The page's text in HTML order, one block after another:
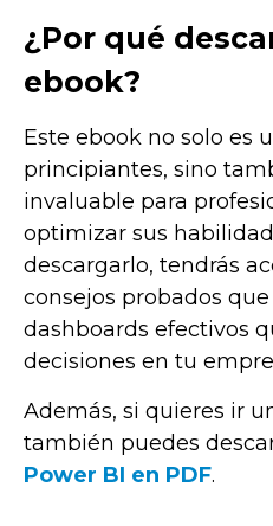
¿Por qué
ebook?
Este ebook no solo es
principiantes, sino
invaluable para
optimizar sus
descargarlo, tendrás
consejos probados
dashboards efectivos
decisiones en tu
Además, si quieres ir
también puedes
Power BI en PDF.